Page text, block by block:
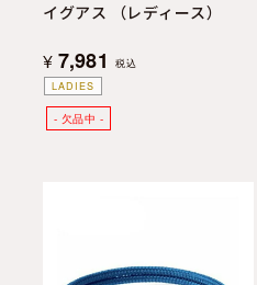
LADIES
イグアス （レディース）
¥ 7,981 税込